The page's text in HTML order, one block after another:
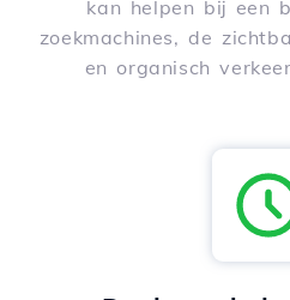
kan helpen bij een
zoekmachines, de
en organisch